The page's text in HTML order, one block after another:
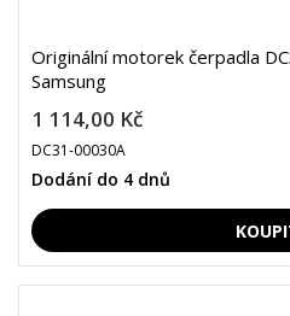
Originální motorek čerpadla
Samsung
1 114,00 Kč
DC31-00030A
Dodání do 4 dnů